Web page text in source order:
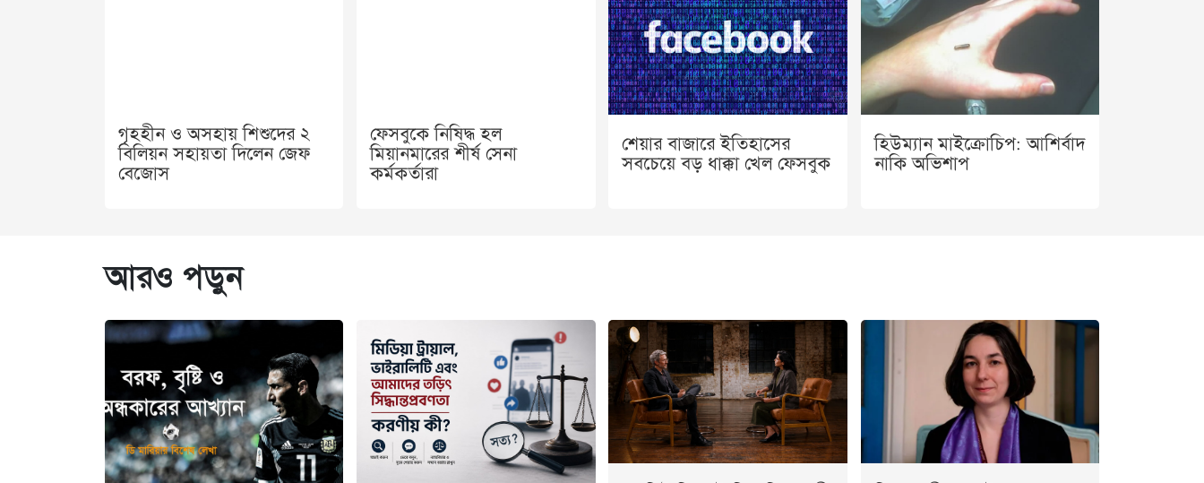
গৃহহীন ও অসহায় শিশুদের ২
বিলিয়ন সহায়তা দিলেন জেফ
বেজোস
ফেসবুকে নিষিদ্ধ হল
মিয়ানমারের শীর্ষ সেনা
কর্মকর্তারা
শেয়ার বাজারে ইতিহাসের
সবচেয়ে বড় ধাক্কা খেল ফেসবুক
হিউম্যান মাইক্রোচিপ: আশির্বাদ
নাকি অভিশাপ
আরও পড়ুন